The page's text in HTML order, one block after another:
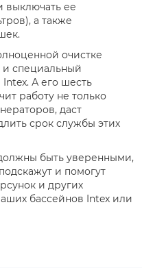
выключать ее
а также
очистке
и специальный
А его шесть
работу не только
даст
срок службы этих
быть уверенными,
и помогут
и других
бассейнов Intex или